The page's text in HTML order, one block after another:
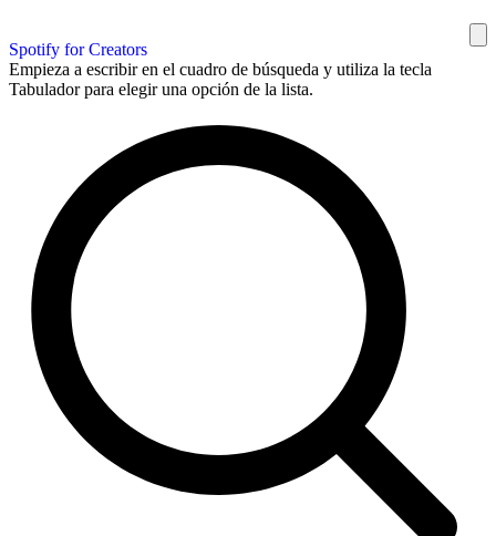
Spotify for Creators
Empieza a escribir en el cuadro de búsqueda y utiliza la tecla
Tabulador para elegir una opción de la lista.